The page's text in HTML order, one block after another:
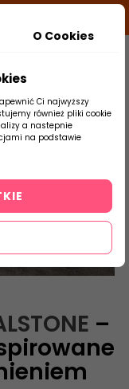
Szukaj
produktu
–
O Cookies
Ci najwyższy
również pliki cookie
a nastepnie
na podstawie